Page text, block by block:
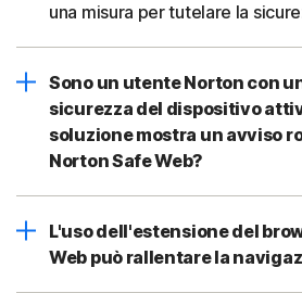
una misura per tutelare la
Sono un utente Norton con
sicurezza del dispositivo
soluzione mostra un avviso
Norton Safe Web?
L'uso dell'estensione del
Web può rallentare la